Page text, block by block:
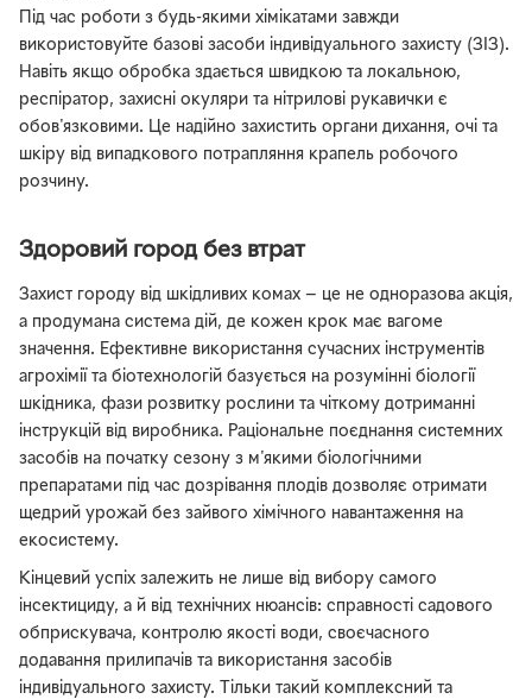
Під час роботи з будь-якими хімікатами завжди
використовуйте базові засоби індивідуального захисту (ЗІЗ).
Навіть якщо обробка здається швидкою та локальною,
респіратор, захисні окуляри та нітрилові рукавички є
обов'язковими. Це надійно захистить органи дихання, очі та
шкіру від випадкового потрапляння крапель робочого
розчину.
Здоровий город без втрат
Захист городу від шкідливих комах — це не одноразова акція,
а продумана система дій, де кожен крок має вагоме
значення. Ефективне використання сучасних інструментів
агрохімії та біотехнологій базується на розумінні біології
шкідника, фази розвитку рослини та чіткому дотриманні
інструкцій від виробника. Раціональне поєднання системних
засобів на початку сезону з м'якими біологічними
препаратами під час дозрівання плодів дозволяє отримати
щедрий урожай без зайвого хімічного навантаження на
екосистему.
Кінцевий успіх залежить не лише від вибору самого
інсектициду, а й від технічних нюансів: справності садового
обприскувача, контролю якості води, своєчасного
додавання прилипачів та використання засобів
індивідуального захисту. Тільки такий комплексний та